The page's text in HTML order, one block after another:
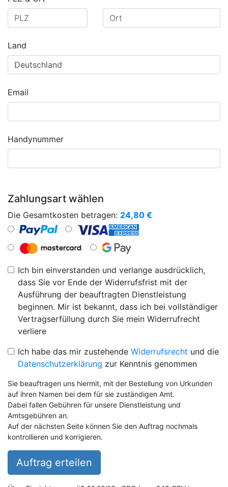
Land
Email
Handynummer
Zahlungsart wählen
Die Gesamtkosten betragen: 24,80 €
Ich bin einverstanden und verlange ausdrücklich,
dass Sie vor Ende der Widerrufsfrist mit der
Ausführung der beauftragten Dienstleistung
beginnen. Mir ist bekannt, dass ich bei vollständiger
Vertragserfüllung durch Sie mein Widerrufrecht
verliere
Ich habe das mir zustehende Widerrufsrecht und die
Datenschutzerklärung zur Kenntnis genommen
Sie beauftragen uns hiermit, mit der Bestellung von Urkunden
auf ihren Namen bei dem für sie zuständigen Amt.
Dabei fallen Gebühren für unsere Dienstleistung und
Amtsgebühren an.
Auf der nächsten Seite können Sie den Auftrag nochmals
kontrollieren und korrigieren.
Auftrag erteilen